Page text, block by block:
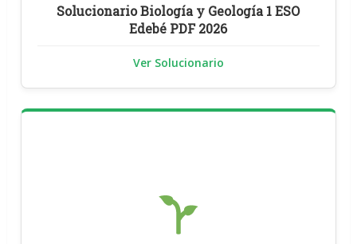
Solucionario Biología y Geología 1 ESO
Edebé PDF 2026
Ver Solucionario